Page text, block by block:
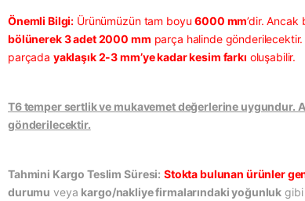
Önemli Bilgi: Ürünümüzün tam boyu6000 mm’dir. Ancak
bölünerek 3 adet 2000 mm parça halinde
parçada yaklaşık 2-3 mm’ye kadar kesim farkı oluşabilir.
T6 temper sertlik ve mukavemet değerlerine uygundur.
gönderilecektir.
Tahmini Kargo Teslim Süresi: Stokta bulunan ürünler
durumu veya kargo/nakliye firmalarındaki yoğunluk gibi